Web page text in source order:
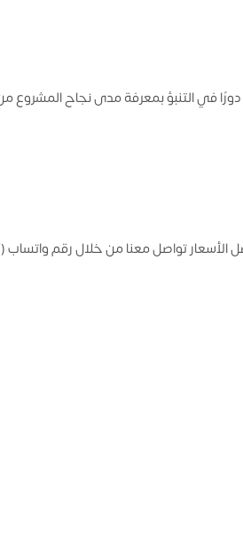
دورًا في التنبؤ بمعرفة مدى نجاح المشروع
الأسعار تواصل معنا من خلال رقم واتساب (